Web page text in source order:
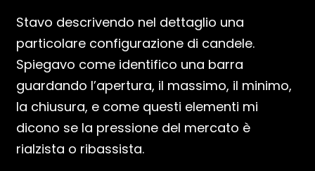
Stavo descrivendo nel dettaglio una
particolare configurazione di candele.
Spiegavo come identifico una barra
guardando l’apertura, il massimo, il minimo,
la chiusura, e come questi elementi mi
dicono se la pressione del mercato è
rialzista o ribassista.